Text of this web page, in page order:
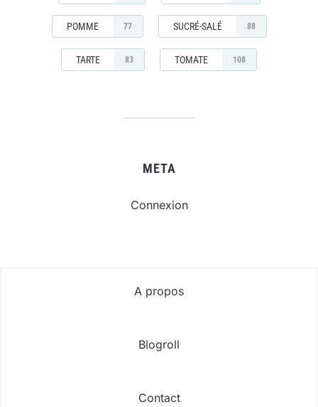
POMME 77 SUCRÉ-SALÉ 88
TARTE 83 TOMATE 108
META
Connexion
A propos
Blogroll
Contact